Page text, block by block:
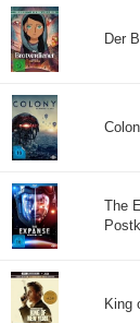
Der
The
King